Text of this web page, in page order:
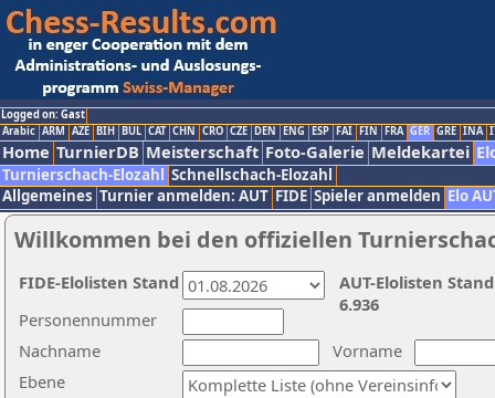
Logged on: Gast
Arabic ARM AZE BIH BUL CAT CHN CRO CZE DEN ENG ESP FAI FIN FRA GER GRE INA
Home TurnierDB Meisterschaft Foto-Galerie Meldekartei
Turnierschach-Elozahl Schnellschach-Elozahl
Allgemeines Turnier anmelden: AUT FIDE Spieler anmelden Elo
Willkommen bei den offiziellen
Nachname
Vorname
Ebene
Personennummer
AUT-Elolisten
6.936
FIDE-Elolisten Stand